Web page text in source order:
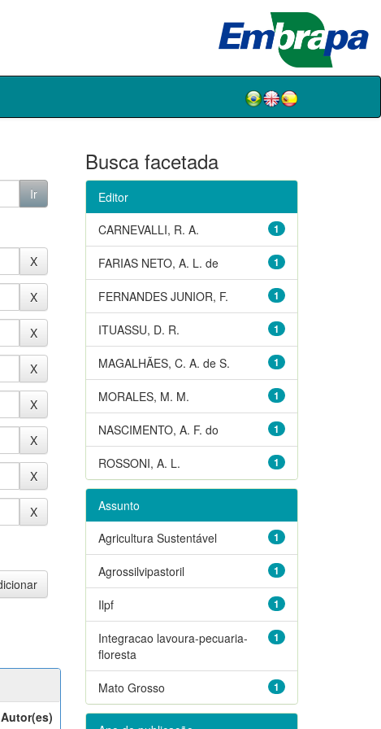
Autor(es)
Busca facetada
Editor
1
CARNEVALLI, R. A.
1
FARIAS NETO, A. L. de
1
FERNANDES JUNIOR, F.
1
ITUASSU, D. R.
1
MAGALHÃES, C. A. de S.
1
MORALES, M. M.
1
NASCIMENTO, A. F. do
1
ROSSONI, A. L.
Assunto
1
Agricultura Sustentável
1
Agrossilvipastoril
1
Ilpf
1
Integracao lavoura-pecuaria-
floresta
1
Mato Grosso